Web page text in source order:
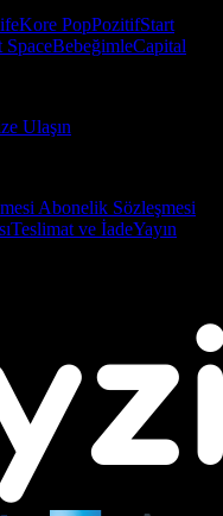
Kore PopPozitifStart
BebeğimleCapital
Ulaşın
Abonelik Sözleşmesi
Teslimat ve İadeYayın